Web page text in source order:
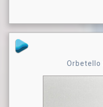
Orbetello